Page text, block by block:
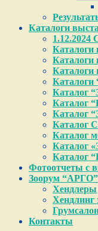
Каталоги
1.12.2024
Каталоги
Каталоги
Каталог
Каталог
Каталог
Каталог
Каталог
Каталог
Каталог
Фотоотчеты с
Зоорум “АРГО”
Хендлеры
Хендлинг
Контакты